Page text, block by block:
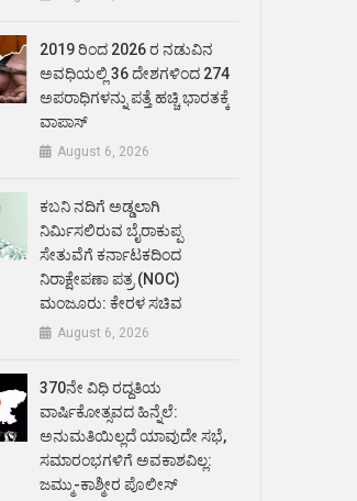
2019 ರಿಂದ 2026 ರ ನಡುವಿನ
ಅವಧಿಯಲ್ಲಿ 36 ದೇಶಗಳಿಂದ 274
ಅಪರಾಧಿಗಳನ್ನು ಪತ್ತೆ ಹಚ್ಚಿ ಭಾರತಕ್ಕೆ
ವಾಪಾಸ್
August 6, 2026
ಕಬನಿ ನದಿಗೆ ಅಡ್ಡಲಾಗಿ
ನಿರ್ಮಿಸಲಿರುವ ಬೈರಾಕುಪ್ಪ
ಸೇತುವೆಗೆ ಕರ್ನಾಟಕದಿಂದ
ನಿರಾಕ್ಷೇಪಣಾ ಪತ್ರ (NOC)
ಮಂಜೂರು: ಕೇರಳ ಸಚಿವ
August 6, 2026
370ನೇ ವಿಧಿ ರದ್ದತಿಯ
ವಾರ್ಷಿಕೋತ್ಸವದ ಹಿನ್ನೆಲೆ:
ಅನುಮತಿಯಿಲ್ಲದೆ ಯಾವುದೇ ಸಭೆ,
ಸಮಾರಂಭಗಳಿಗೆ ಅವಕಾಶವಿಲ್ಲ:
ಜಮ್ಮು-ಕಾಶ್ಮೀರ ಪೊಲೀಸ್